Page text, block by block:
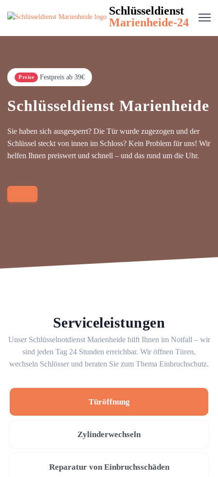
Schlüsseldienst
Marienheide-24
Preise Festpreis ab 39€
Schlüsseldienst Marienheide
Sie haben sich ausgesperrt? Die Tür wurde zugezogen und der
Schlüssel steckt von innen im Schloss? Kein Problem für uns! Wir
helfen Ihnen preiswert und schnell – und das rund um die Uhr.
Serviceleistungen
Unser Schlüsselnotdienst Marienheide hilft Ihnen im Notfall – wir
sind jeden Tag 24 Stunden erreichbar. Wir öffnen Türen,
wechseln Schlösser und beraten Sie zum Thema Einbruchschutz.
Türöffnung
Zylinderwechseln
Reparatur von Einbruchsschäden